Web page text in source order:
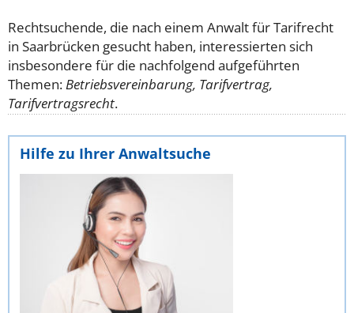
Rechtsuchende, die nach einem Anwalt für Tarifrecht
in Saarbrücken gesucht haben, interessierten sich
insbesondere für die nachfolgend aufgeführten
Themen:Betriebsvereinbarung, Tarifvertrag,
Tarifvertragsrecht.
Hilfe zu Ihrer Anwaltsuche